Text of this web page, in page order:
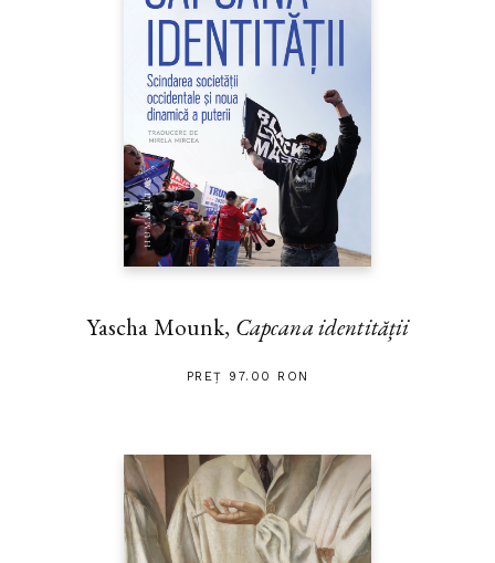
Yascha Mounk, Capcana identității
PREȚ 97.00 RON